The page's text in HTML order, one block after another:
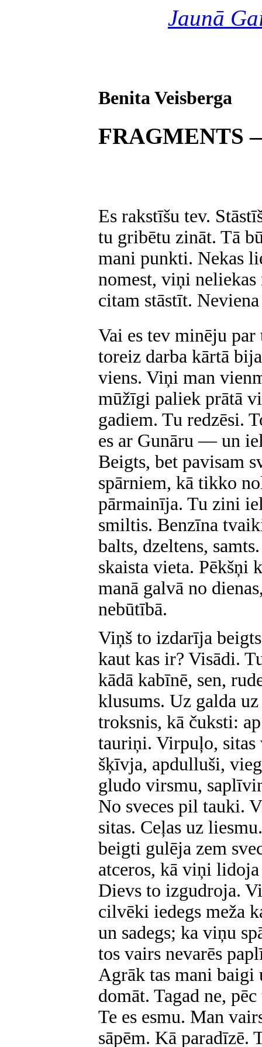
Jaunā
Benita Veisberga
FRAGMENTS
Es rakstīšu tev.
tu gribētu zināt. Tā
mani punkti. Nekas
nomest, viņi
citam stāstīt.
Vai es tev minēju
toreiz darba kārtā
viens. Viņi man
mūžīgi paliek prātā
gadiem. Tu redzēsi.
es ar Gunāru — un
Beigts, bet pavisam
spārniem, kā tikko
pārmainīja. Tu zini
smiltis. Benzīna
balts, dzeltens,
skaista vieta. Pēkšņi
manā galvā no
nebūtībā.
Viņš to izdarīja
kaut kas ir? Visādi.
kādā kabīnē, sen,
klusums. Uz galda
troksnis, kā čuksti:
tauriņi. Virpuļo,
šķīvja, apdulluši,
gludo virsmu,
No sveces pil tauki.
sitas. Ceļas uz
beigti gulēja zem
atceros, kā viņi
Dievs to izgudroja.
cilvēki iedegs meža
un sadegs; ka viņu
tos vairs nevarēs
Agrāk tas mani baigi
domāt. Tagad ne,
Te es esmu. Man
sāpēm. Kā paradīzē.